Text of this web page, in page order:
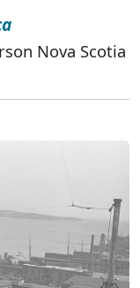
Nova Scotia